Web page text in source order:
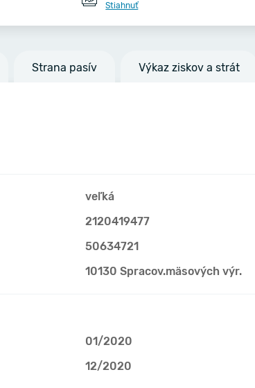
Stiahnuť
Strana pasív Výkaz ziskov a strát
veľká
2120419477
50634721
10130 Spracov.mäsových výr.
01/2020
12/2020